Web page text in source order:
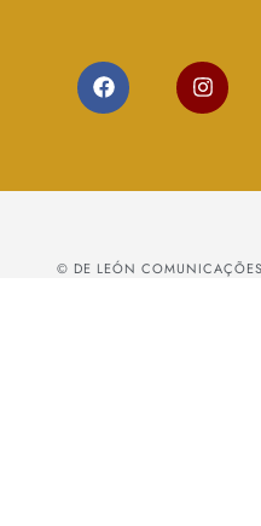
© DE LEÓN